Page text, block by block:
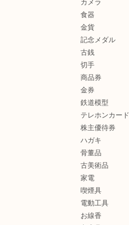
食器
金貨
記念メダル
古銭
切手
商品券
金券
鉄道模型
テレホンカード
株主優待券
ハガキ
骨董品
古美術品
家電
喫煙具
電動工具
お線香